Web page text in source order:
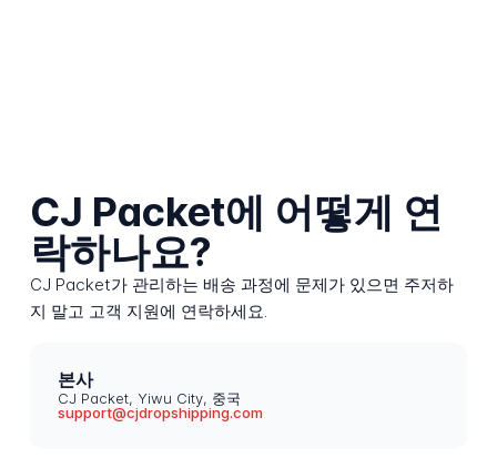
CJ Packet에 어떻게 연
락하나요?
CJ Packet가 관리하는 배송 과정에 문제가 있으면 주저하
지 말고 고객 지원에 연락하세요.
본사
CJ Packet, Yiwu City, 중국
support@cjdropshipping.com